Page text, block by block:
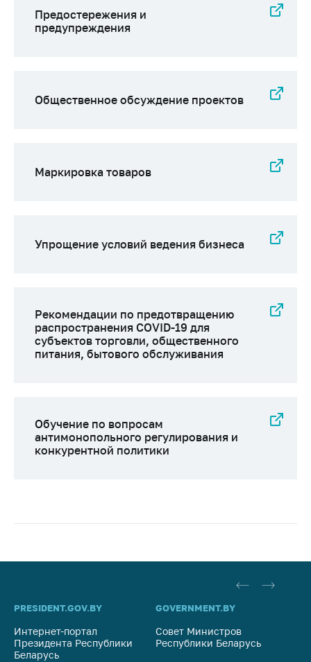
Предостережения и
предупреждения
Общественное обсуждение проектов
Маркировка товаров
Упрощение условий ведения бизнеса
Рекомендации по предотвращению
распространения COVID-19 для
субъектов торговли, общественного
питания, бытового обслуживания
Обучение по вопросам
антимонопольного регулирования и
конкурентной политики
PRESIDENT.GOV.BY
Интернет-портал
Президента Республики
Беларусь
GOVERNMENT.BY
Совет Министров
Республики Беларусь